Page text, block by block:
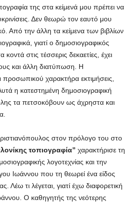
της στα κείμενά μου πρέπει να
Δεν θεωρώ τον εαυτό μου
Από την άλλη τα κείμενα των βιβλίων
γιατί ο δημοσιογραφικός
στις τέσσερις δεκαετίες, έχει
και άλλη διατύπωση. Η
χαρακτήρα εκτιμήσεις,
η κατεστημένη δημοσιογραφική
τα πετσοκόβουν ως άχρηστα και
στον πρόλογο του στο
τοπιογραφία” χαρακτήρισε τη
λογοτεχνίας και την
Ιωάννου που τη θεωρεί ένα είδος
Λέω τι λέγεται, γιατί έχω διαφορετική
Ο καθηγητής της νεότερης